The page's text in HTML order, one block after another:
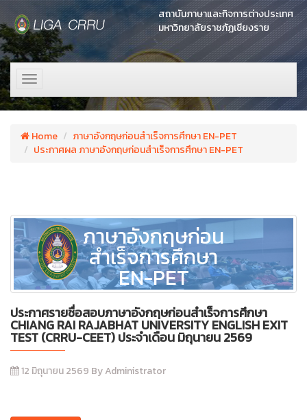
สถาบันภาษาและกิจการต่างประเทศ
มหาวิทยาลัยราชภัฏเชียงราย
Toggle
navigation
Home
ภาษาอังกฤษก่อนสำเร็จการศึกษา EN-PET
ประกาศผล ภาษาอังกฤษก่อนสำเร็จการศึกษา EN-PET
ภาษาอังกฤษก่อน
สำเร็จการศึกษา
EN-PET
ประกาศรายชื่อสอบภาษาอังกฤษก่อนสำเร็จการศึกษา
CHIANG RAI RAJABHAT UNIVERSITY ENGLISH EXIT
TEST (CRRU-CEET) ประจำเดือน มิถุนายน 2569
12 มิถุนายน 2569 By Administrator